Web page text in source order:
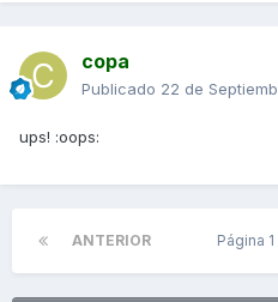
copa
Publicado 22 de
ups! :oops:
ANTERIOR Página